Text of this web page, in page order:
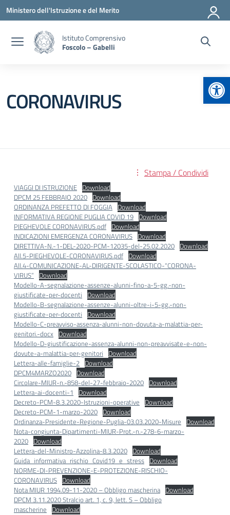
Vai ai contenuti
Vai al menu di navigazione
Vai al footer
Ministero dell'Istruzione e del Merito
Istituto Comprensivo
Foscolo – Gabelli
CORONAVIRUS
Stampa / Condividi
VIAGGI DI ISTRUZIONE Download
DPCM 25 FEBBRAIO 2020 Download
ORDINANZA PREFETTO DI FOGGIA Download
INFORMATIVA REGIONE PUGLIA COVID 19 Download
PIEGHEVOLE CORONAVIRUS.pdf Download
INDICAZIONI EMERGENZA CORONAVIRUS Download
DIRETTIVA-N.-1-DEL-2020-PCM-12035-del-25.02.2020 Download
All.5-PIEGHEVOLE-CORONAVIRUS.pdf Download
All.4-COMUNICAZIONE-AL-DIRIGENTE-SCOLASTICO-“CORONA-
VIRUS” Download
Modello-A-segnalazione-assenze-alunni-fino-a-5-gg.-non-
giustificate-per-docenti Download
Modello-B-segnalazione-assenze-alunni-oltre-i-5-gg.-non-
giustificate-per-docenti Download
Modello-C-preavviso-assenza-alunni-non-dovuta-a-malattia-per-
genitori.-docx Download
Modello-D-giustificazione-assenza-alunni-non-preavvisate-e-non-
dovute-a-malattia-per-genitori Download
Lettera-alle-famiglie-2 Download
DPCM4MARZO2020 Download
Circolare-MIUR-n.-858-del-27-febbraio-2020 Download
Lettera-ai-docenti-1
Download
Decreto-PCM-8.3.2020-Istruzioni-operative Download
Decreto-PCM-1-marzo-2020 Download
Ordinanza-Presidente-Regione-Puglia-03.03.2020-Misure Download
Nota-congiunta-Dipartimenti-MIUR-Prot.-n.-278-6-marzo-
2020 Download
Lettera-del-Ministro-Azzolina-8.3.2020 Download
Guida_informativa_rischio_Covid19_e_stress Download
NORME-DI-PREVENZIONE-E-PROTEZIONE-RISCHIO-
CORONAVIRUS Download
Nota MIUR 1994.09-11-2020 – Obbligo mascherina Download
DPCM 3.11.2020 Stralcio art. 1, c. 9, lett. S – Obbligo
mascherine Download